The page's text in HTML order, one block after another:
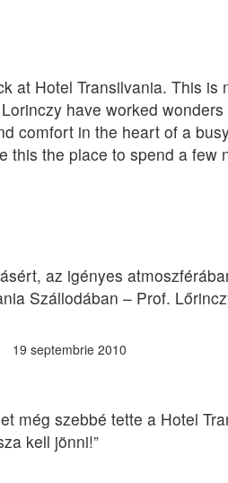
at Hotel Transilvania. This is
have worked
comfort in the heart of a
this the place to spend a few
az igényes
Szállodában – Prof.
19 septembrie 2010
még szebbé tette a Hotel
kell jönni!”